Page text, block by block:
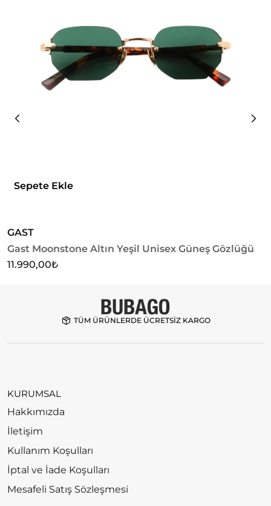
Sepete Ekle
GAST
Gast Moonstone Altın Yeşil Unisex Güneş Gözlüğü
11.990,00₺
TÜM ÜRÜNLERDE ÜCRETSİZ KARGO
KURUMSAL
Hakkımızda
İletişim
Kullanım Koşulları
İptal ve İade Koşulları
Mesafeli Satış Sözleşmesi